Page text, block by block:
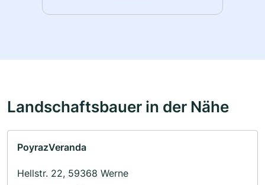
Landschaftsbauer in der Nähe
PoyrazVeranda
Hellstr. 22, 59368 Werne